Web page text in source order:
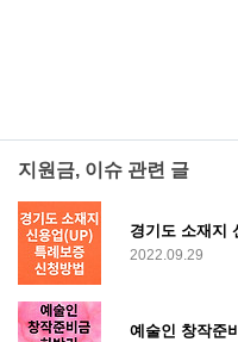
지원금, 이슈 관련 글
경기도 소재지
2022.09.29
예술인 창작준